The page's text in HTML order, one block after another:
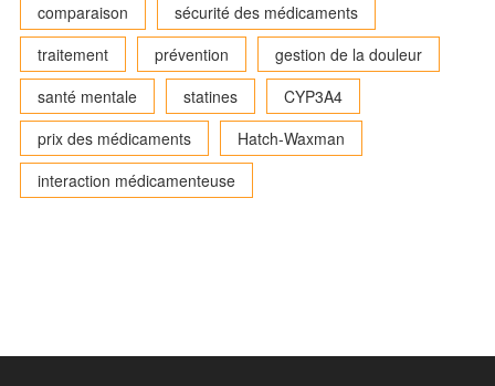
comparaison
sécurité des médicaments
traitement
prévention
gestion de la douleur
santé mentale
statines
CYP3A4
prix des médicaments
Hatch-Waxman
interaction médicamenteuse